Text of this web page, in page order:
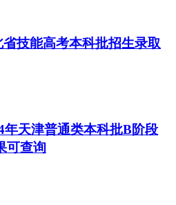
技能高考本科批招生录取
年天津普通类本科批B阶段
可查询